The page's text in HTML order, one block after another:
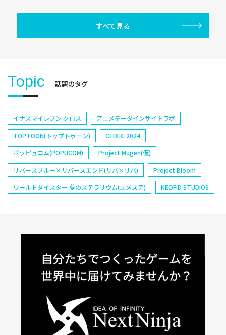
すべて見る
Topic 話題のタグ
イナズマイレブン クロス
アニメデータインサイトラボ
TOPTOON(トップトゥーン)
CEDEC 2024
ポッピュコム(POPUCOM)
Project Mugen(仮)
リバースブルー×リバースエンド(リバ×リバ)
Project Bloom
ワールドダイスター 夢のステラリウム(ユメステ)
NEOFID STUDIOS